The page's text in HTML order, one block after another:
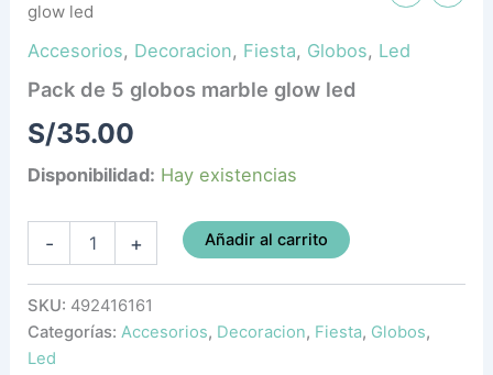
glow led
Accesorios, Decoracion, Fiesta, Globos, Led
Pack de 5 globos marble glow led
S/35.00
Disponibilidad: Hay existencias
- + Añadir al carrito
SKU: 492416161
Categorías:Accesorios, Decoracion, Fiesta, Globos,
Led